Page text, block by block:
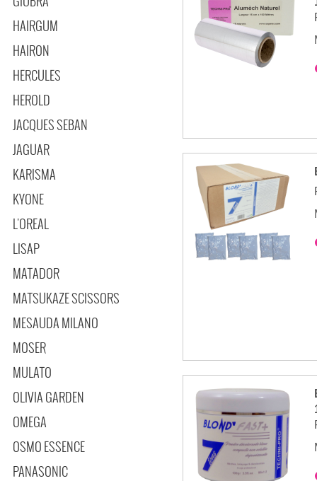
HAIRGUM
HAIRON
HERCULES
HEROLD
JACQUES SEBAN
JAGUAR
KARISMA
KYONE
L'OREAL
LISAP
MATADOR
MATSUKAZE SCISSORS
MESAUDA MILANO
MOSER
MULATO
OLIVIA GARDEN
OMEGA
OSMO ESSENCE
PANASONIC